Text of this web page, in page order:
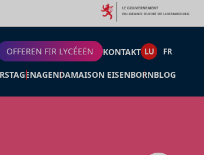
OFFEREN FIR LYCÉEËN KONTAKT LU FR
AGENDAMAISON EISENBORNBLOG